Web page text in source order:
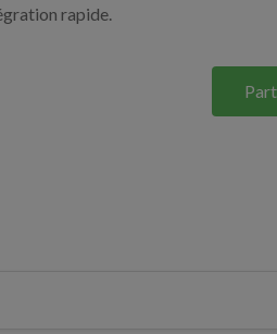
rapide.